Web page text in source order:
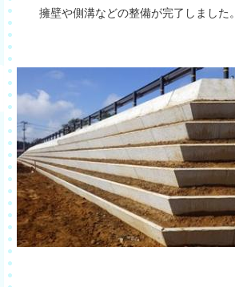
擁壁や側溝などの整備が完了しました。